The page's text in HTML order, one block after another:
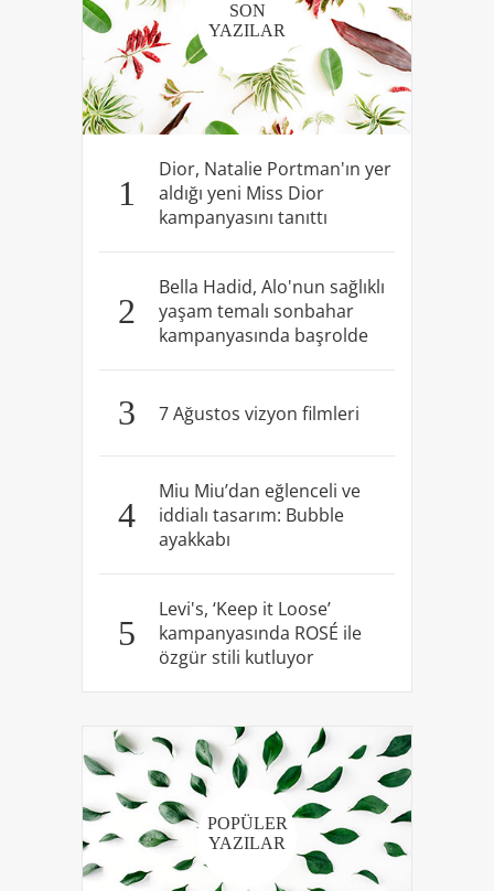
SON
YAZILAR
1
Dior, Natalie Portman'ın yer
aldığı yeni Miss Dior
kampanyasını tanıttı
2
Bella Hadid, Alo'nun sağlıklı
yaşam temalı sonbahar
kampanyasında başrolde
3 7 Ağustos vizyon filmleri
4
Miu Miu’dan eğlenceli ve
iddialı tasarım: Bubble
ayakkabı
5
Levi's, ‘Keep it Loose’
kampanyasında ROSÉ ile
özgür stili kutluyor
POPÜLER
YAZILAR